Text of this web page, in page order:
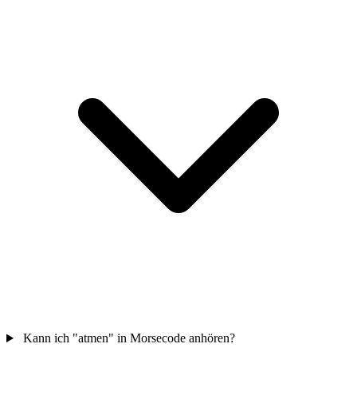
Kann ich "atmen" in Morsecode anhören?